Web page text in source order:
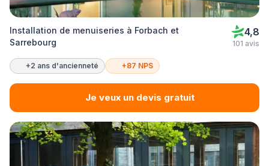
Installation de menuiseries à Forbach et
Sarrebourg
4,8
101 avis
+2 ans d'ancienneté +87 NPS
Je veux un devis gratuit